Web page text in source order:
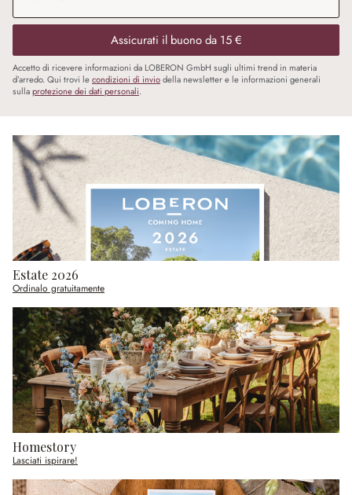
Assicurati il buono da 15 €
Accetto di ricevere informazioni da LOBERON GmbH sugli ultimi trend in materia
d’arredo. Qui trovi lecondizioni di inviodella newsletter e le informazioni generali
sullaprotezione dei dati personali.
Estate 2026
Ordinalo gratuitamente
Homestory
Lasciati ispirare!